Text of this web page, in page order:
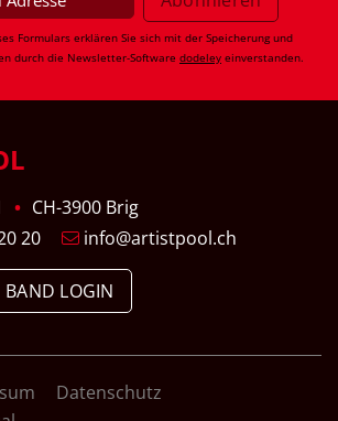
Formulars erklären Sie sich mit der Speicherung und
durch die Newsletter-Software dodeley einverstanden.
CH-3900 Brig
20
info@artistpool.ch
BAND LOGIN
Datenschutz